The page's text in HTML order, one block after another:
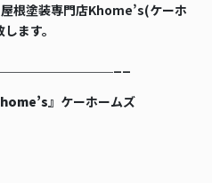
根塗装専門店Khome’s(ケーホ
ます。
』 ケーホームズ